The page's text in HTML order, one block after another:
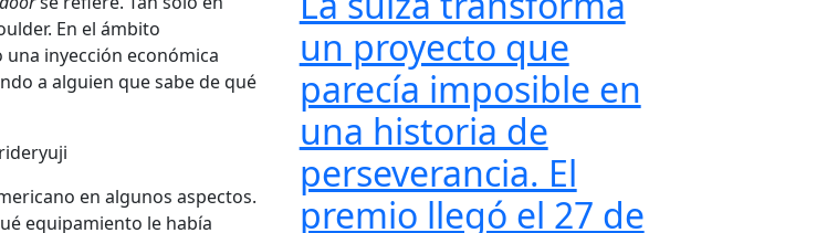
En el ámbito
inyección económica
a alguien que sabe de qué
en algunos aspectos.
equipamiento le había
un proyecto que
parecía imposible en
una historia de
perseverancia. El
premio llegó el 27 de